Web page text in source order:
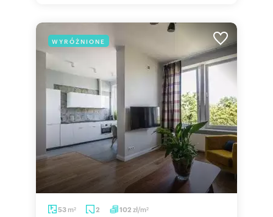
WYRÓŻNIONE
53 m2 2 102 zł/m2